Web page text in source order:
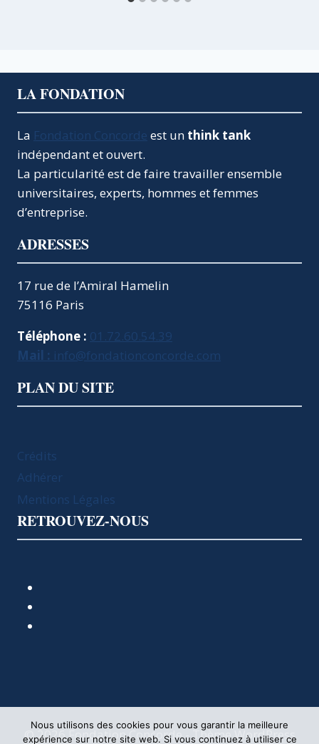
LA FONDATION
La Fondation Concorde est un think tank
indépendant et ouvert.
La particularité est de faire travailler ensemble
universitaires, experts, hommes et femmes
d’entreprise.
ADRESSES
17 rue de l’Amiral Hamelin
75116 Paris
Téléphone : 01.72.60.54.39
Mail : info@fondationconcorde.com
PLAN DU SITE
Crédits
Adhérer
Mentions Légales
RETROUVEZ-NOUS
© 2026 Fondation Concorde - Thème WordPress
Nous utilisons des cookies pour vous garantir la meilleure
expérience sur notre site web. Si vous continuez à utiliser ce